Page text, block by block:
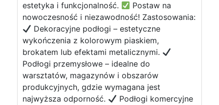
estetyka i funkcjonalność.
Postaw na
nowoczesność i niezawodność! Zastosowania:
Dekoracyjne podłogi – estetyczne
wykończenia z kolorowym piaskiem,
brokatem lub efektami metalicznymi.
Podłogi przemysłowe – idealne do
warsztatów, magazynów i obszarów
produkcyjnych, gdzie wymagana jest
najwyższa odporność.
Podłogi komercyjne